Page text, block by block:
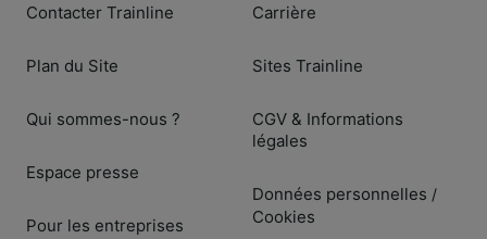
Contacter Trainline
Plan du Site
Qui sommes-nous ?
Espace presse
Pour les entreprises
Carrière
Sites Trainline
CGV & Informations
légales
Données personnelles /
Cookies